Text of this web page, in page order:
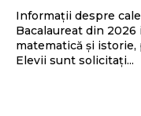
Informații despre
Bacalaureat din
matematică și istorie,
Elevii sunt solicitați...